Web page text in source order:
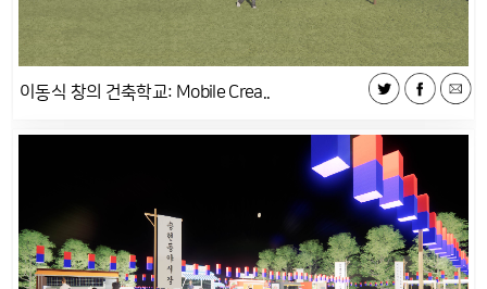
이동식 창의 건축학교: Mobile Crea..